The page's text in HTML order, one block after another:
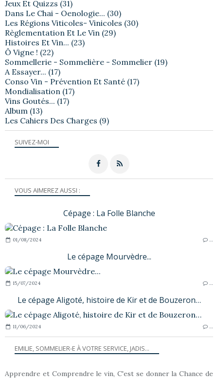
SUIVEZ-MOI
VOUS AIMEREZ AUSSI :
Cépage : La Folle Blanche
01/08/2024
Le cépage Mourvèdre...
15/07/2024
Le cépage Aligoté, histoire de Kir et de Bouzeron…
11/06/2024
Jeux Et Quizzs (31)
Dans Le Chai - Oenologie... (30)
Les Régions Viticoles- Vinicoles (30)
Règlementation Et Le Vin (29)
Histoires Et Vin... (23)
Ô Vigne ! (22)
Sommellerie - Sommelière - Sommelier (19)
A Essayer... (17)
Conso Vin - Prévention Et Santé (17)
Mondialisation (17)
Vins Goutés... (17)
Album (13)
Les Cahiers Des Charges (9)
EMILIE, SOMMELIER-E À VOTRE SERVICE, JADIS...
Apprendre et Comprendre le vin, C'est se donner la Chance de